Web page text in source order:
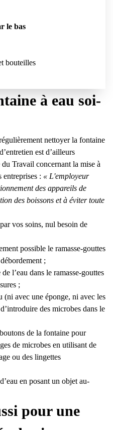
le bas
bouteilles
à eau soi-
nettoyer la fontaine
est d’ailleurs
Travail concernant la mise à
entreprises : « L'employeur
des appareils de
des boissons et à éviter toute
vos soins, nul besoin de
possible le ramasse-gouttes
;
l’eau dans le ramasse-gouttes
;
(ni avec une éponge, ni avec les
des microbes dans le
de la fontaine pour
de microbes en utilisant de
ou des lingettes
en posant un objet au-
pour une